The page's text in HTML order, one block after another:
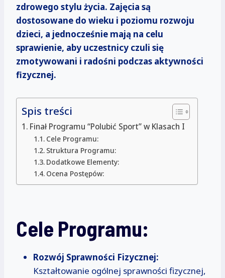
zdrowego stylu życia. Zajęcia są
dostosowane do wieku i poziomu rozwoju
dzieci, a jednocześnie mają na celu
sprawienie, aby uczestnicy czuli się
zmotywowani i radośni podczas aktywności
fizycznej.
Spis treści
Finał Programu “Polubić Sport” w Klasach I
Cele Programu:
Struktura Programu:
Dodatkowe Elementy:
Ocena Postępów:
Cele Programu:
Rozwój Sprawności Fizycznej:
Kształtowanie ogólnej sprawności fizycznej,